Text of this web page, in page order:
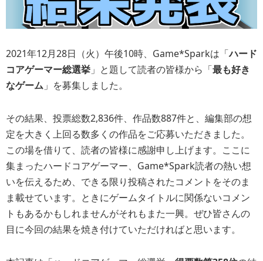
2021年12月28日（火）午後10時、Game*Sparkは「ハード
コアゲーマー総選挙 」と題して読者の皆様から「最も好き
なゲーム 」を募集しました。
その結果、投票総数2,836件、作品数887件と、編集部の想
定を大きく上回る数多くの作品をご応募いただきました。
この場を借りて、読者の皆様に感謝申し上げます。ここに
集まったハードコアゲーマー、Game*Spark読者の熱い想
いを伝えるため、できる限り投稿されたコメントをそのま
ま載せています。ときにゲームタイトルに関係ないコメン
トもあるかもしれませんがそれもまた一興。ぜひ皆さんの
目に今回の結果を焼き付けていただければと思います。